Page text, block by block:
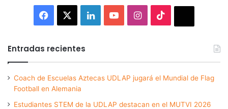
Facebook LinkedInYouTubeInstagram
Entradas recientes
Coach de Escuelas Aztecas UDLAP jugará el Mundial de Flag
Football en Alemania
Estudiantes STEM de la UDLAP destacan en el MUTVI 2026